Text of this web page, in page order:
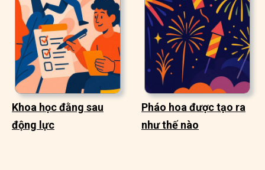
Khoa học đằng sau
động lực
Pháo hoa được tạo ra
như thế nào